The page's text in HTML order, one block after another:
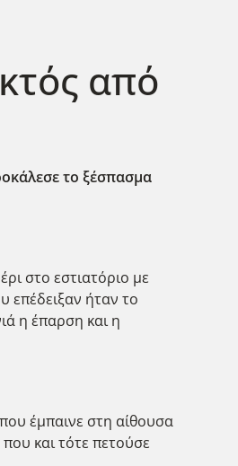
από
το ξέσπασμα
στο εστιατόριο με
επέδειξαν ήταν το
η έπαρση και η
έμπαινε στη αίθουσα
και τότε πετούσε